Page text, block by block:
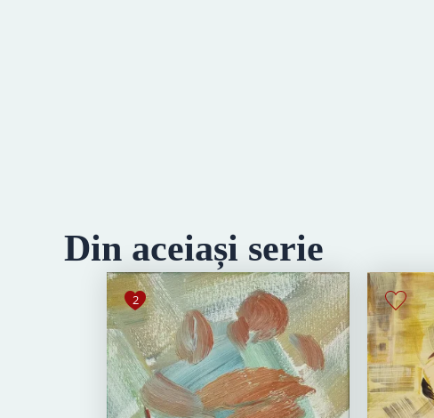
Din aceiași serie
2